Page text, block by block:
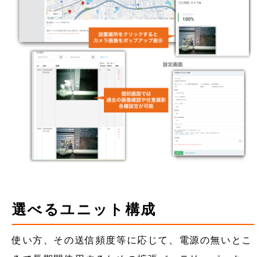
選べるユニット構成
使い方、その送信頻度等に応じて、電源の無いとこ